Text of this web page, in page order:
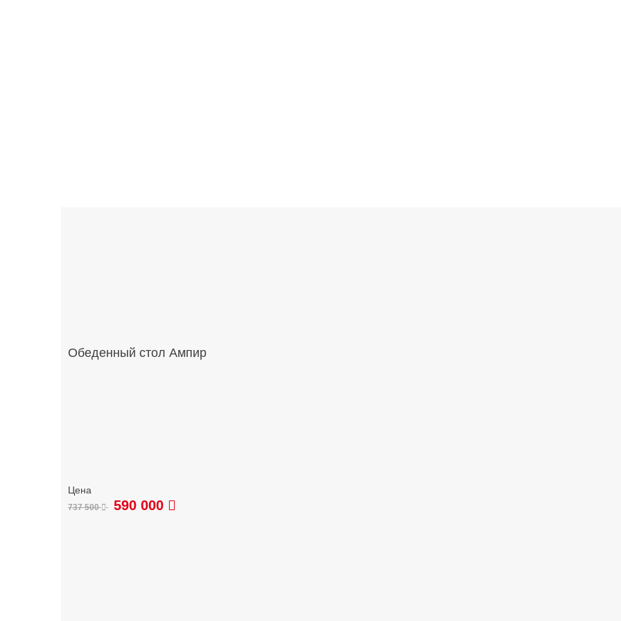
Обеденный стол Ампир
737 500 590 000